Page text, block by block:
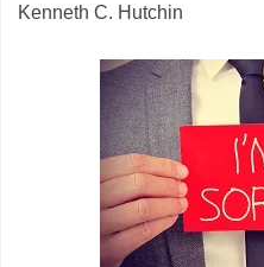
Kenneth C. Hutchin